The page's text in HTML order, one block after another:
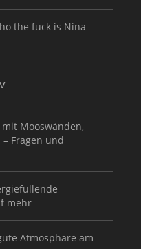
the fuck is Nina
Mooswänden,
Fragen und
mehr
Atmosphäre am